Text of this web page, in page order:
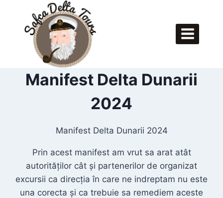
content
Manifest Delta Dunarii
2024
Manifest Delta Dunarii 2024
Prin acest manifest am vrut sa arat atât
autorităților cât și partenerilor de organizat
excursii ca direcția în care ne indreptam nu este
una corecta și ca trebuie sa remediem aceste